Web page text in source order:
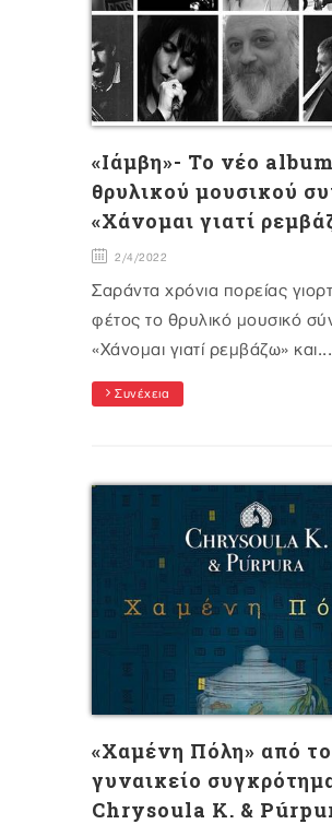
«Iάμβη»- Το νέο
θρυλικού μουσικού
«Χάνομαι γιατί
2/4/2022
Σαράντα χρόνια πορείας
φέτος το θρυλικό μουσικό
«Χάνομαι γιατί ρεμβάζω» και...
Συνέχεια
«Χαμένη Πόλη» από το
γυναικείο
Chrysoula K. &